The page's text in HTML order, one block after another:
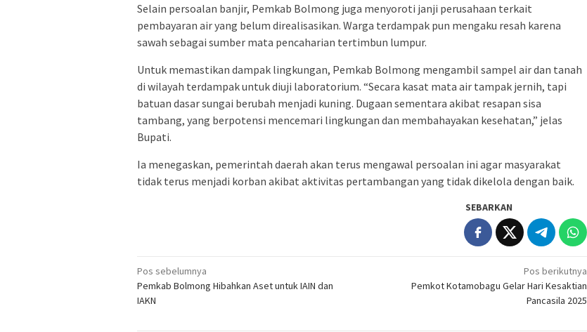
Selain persoalan banjir, Pemkab Bolmong juga menyoroti janji perusahaan terkait
pembayaran air yang belum direalisasikan. Warga terdampak pun mengaku resah karena
sawah sebagai sumber mata pencaharian tertimbun lumpur.
Untuk memastikan dampak lingkungan, Pemkab Bolmong mengambil sampel air dan tanah
di wilayah terdampak untuk diuji laboratorium. “Secara kasat mata air tampak jernih, tapi
batuan dasar sungai berubah menjadi kuning. Dugaan sementara akibat resapan sisa
tambang, yang berpotensi mencemari lingkungan dan membahayakan kesehatan,” jelas
Bupati.
Ia menegaskan, pemerintah daerah akan terus mengawal persoalan ini agar masyarakat
tidak terus menjadi korban akibat aktivitas pertambangan yang tidak dikelola dengan baik.
SEBARKAN
Navigasi
pos
Pos sebelumnya
Pemkab Bolmong Hibahkan Aset untuk IAIN dan
IAKN
Pos berikutnya
Pemkot Kotamobagu Gelar Hari Kesaktian
Pancasila 2025